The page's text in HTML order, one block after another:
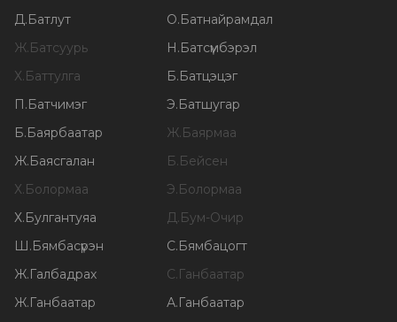
Д.Батлут О.Батнайрамдал
Ж.Батсуурь Н.Батсүмбэрэл
Х.Баттулга Б.Батцэцэг
П.Батчимэг Э.Батшугар
Б.Баярбаатар Ж.Баярмаа
Ж.Баясгалан Б.Бейсен
Х.Болормаа Э.Болормаа
Х.Булгантуяа Д.Бум-Очир
Ш.Бямбасүрэн С.Бямбацогт
Ж.Галбадрах С.Ганбаатар
Ж.Ганбаатар А.Ганбаатар